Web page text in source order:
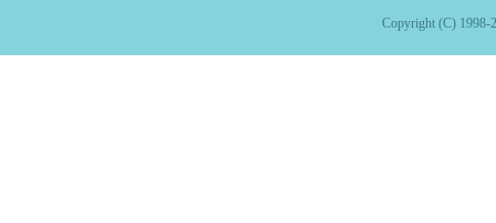
Copyright (C) 1998-